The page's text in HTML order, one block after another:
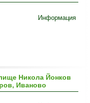
Информация
Никола Йонков
Иваново